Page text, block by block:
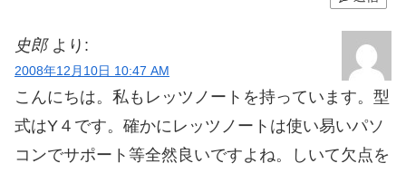
史郎 より:
2008年12月10日 10:47 AM
こんにちは。私もレッツノートを持っています。型
式はY４です。確かにレッツノートは使い易いパソ
コンでサポート等全然良いですよね。しいて欠点を